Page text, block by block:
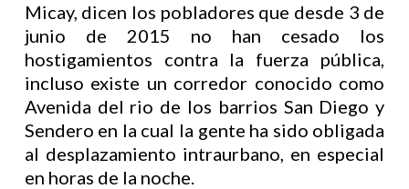
Micay, dicen los pobladores que desde 3 de
junio de 2015 no han cesado los
hostigamientos contra la fuerza pública,
incluso existe un corredor conocido como
Avenida del rio de los barrios San Diego y
Sendero en la cual la gente ha sido obligada
al desplazamiento intraurbano, en especial
en horas de la noche.